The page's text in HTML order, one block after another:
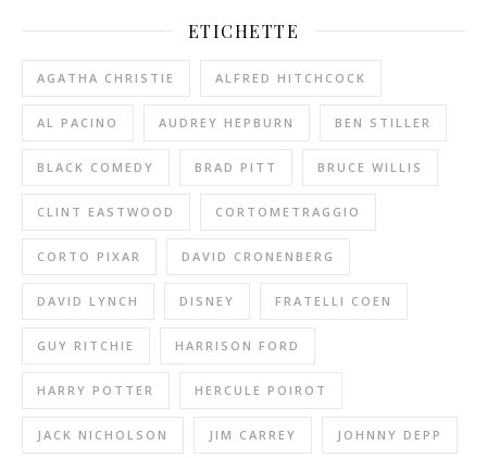
ETICHETTE
AGATHA CHRISTIE ALFRED HITCHCOCK
AL PACINO AUDREY HEPBURN BEN STILLER
BLACK COMEDY BRAD PITT BRUCE WILLIS
CLINT EASTWOOD CORTOMETRAGGIO
CORTO PIXAR DAVID CRONENBERG
DAVID LYNCH DISNEY FRATELLI COEN
GUY RITCHIE HARRISON FORD
HARRY POTTER HERCULE POIROT
JACK NICHOLSON JIM CARREY JOHNNY DEPP